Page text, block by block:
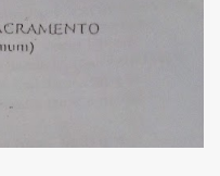
vossos olhos
desterro, mostrai-nos
ó clemente, ó piedosa, ó
nós Santa Mãe de Deus.
de Cristo. Amém.